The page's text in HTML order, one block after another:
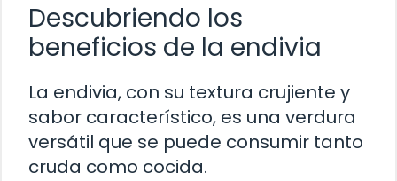
Descubriendo los
beneficios de la endivia
La endivia, con su textura crujiente y
sabor característico, es una verdura
versátil que se puede consumir tanto
cruda como cocida.